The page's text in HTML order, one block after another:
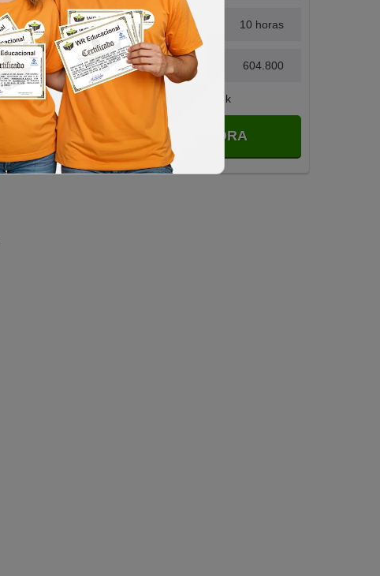
Carga Horária 10 horas
Avaliações 604.800
Compartilhar no Facebook
MATRICULAR AGORA